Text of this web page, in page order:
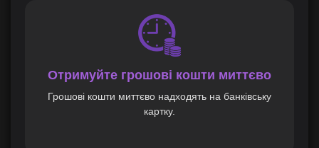
Отримуйте грошові кошти миттєво
Грошові кошти миттєво надходять на банківську
картку.